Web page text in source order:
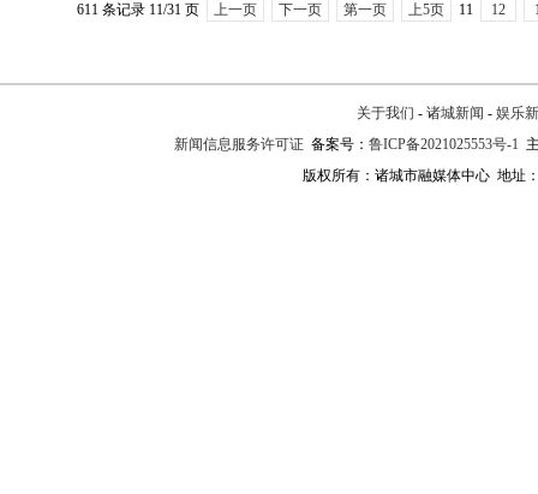
611 条记录 11/31 页 上一页 下一页 第一页 上5页 11 12
关于我们 - 诸城新闻 - 娱乐
新闻信息服务许可证备案号： 鲁ICP备2021025553号-1
版权所有：诸城市融媒体中心 地址